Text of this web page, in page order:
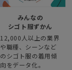
みんなの
シゴト服ずかん
12,000人以上の業界
や職種、シーンなど
のシゴト服の着用傾
向をデータ化。